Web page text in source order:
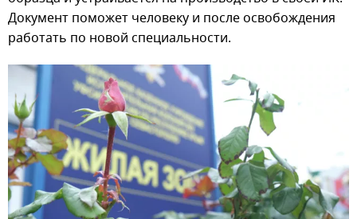
Документ поможет человеку и после освобождения
работать по новой специальности.